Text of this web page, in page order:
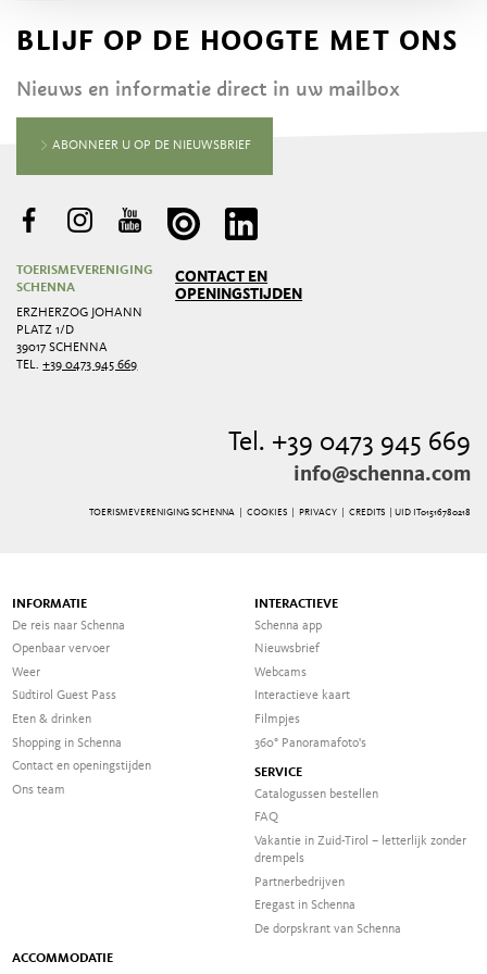
BLIJF OP DE HOOGTE MET ONS
Nieuws en informatie direct in uw mailbox
ABONNEER U OP DE NIEUWSBRIEF
TOERISMEVERENIGING
SCHENNA
ERZHERZOG JOHANN
PLATZ 1/D
39017 SCHENNA
TEL.+39 0473 945 669
CONTACT EN
OPENINGSTIJDEN
Tel. +39 0473 945 669
info@schenna.com
TOERISMEVERENIGING SCHENNA | COOKIES| PRIVACY| CREDITS | UID IT01516780218
INFORMATIE
De reis naar Schenna
Openbaar vervoer
Weer
Südtirol Guest Pass
Eten & drinken
Shopping in Schenna
Contact en openingstijden
Ons team
INTERACTIEVE
Schenna app
Nieuwsbrief
Webcams
Interactieve kaart
Filmpjes
360° Panoramafoto's
SERVICE
Catalogussen bestellen
FAQ
Vakantie in Zuid-Tirol – letterlijk zonder
drempels
Partnerbedrijven
Eregast in Schenna
De dorpskrant van Schenna
ACCOMMODATIE